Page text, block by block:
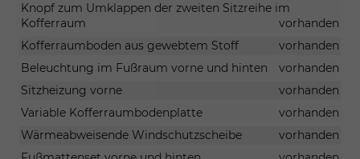
Knopf zum Umklappen der zweiten Sitzreihe im
Kofferraum
vorhanden
Kofferraumboden aus gewebtem Stoff
vorhanden
Beleuchtung im Fußraum vorne und hinten
vorhanden
Sitzheizung vorne
vorhanden
Variable Kofferraumbodenplatte
vorhanden
Wärmeabweisende Windschutzscheibe
vorhanden